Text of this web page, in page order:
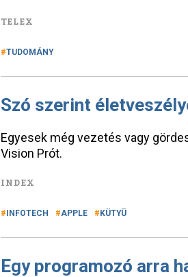
TELEX
TUDOMÁNY
Szó szerint
Egyesek még vezetés vagy
Vision Prót.
INDEX
INFOTECH APPLE KÜTYÜ
Egy programozó arra